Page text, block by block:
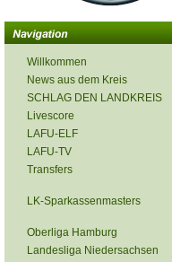
Willkommen
News aus dem Kreis
SCHLAG DEN LANDKREIS
Livescore
LAFU-ELF
LAFU-TV
Transfers
LK-Sparkassenmasters
Oberliga Hamburg
Landesliga Niedersachsen